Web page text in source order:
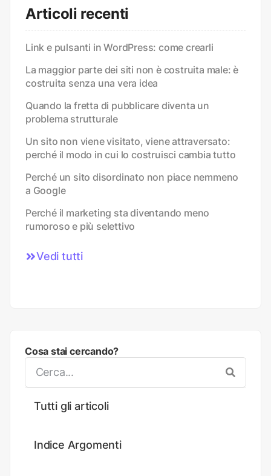
Articoli recenti
Link e pulsanti in WordPress: come crearli
La maggior parte dei siti non è costruita male: è
costruita senza una vera idea
Quando la fretta di pubblicare diventa un
problema strutturale
Un sito non viene visitato, viene attraversato:
perché il modo in cui lo costruisci cambia tutto
Perché un sito disordinato non piace nemmeno
a Google
Perché il marketing sta diventando meno
rumoroso e più selettivo
Vedi tutti
Cosa stai cercando?
Tutti gli articoli
Indice Argomenti